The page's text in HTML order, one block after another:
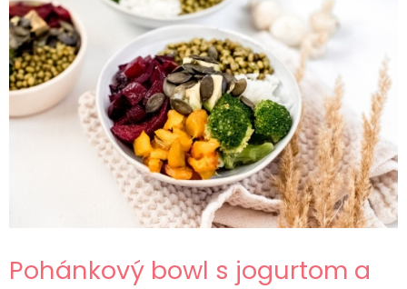
Pohánkový bowl s jogurtom a